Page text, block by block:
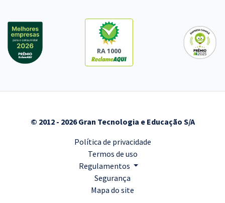
RA 1000
© 2012 - 2026 Gran Tecnologia e Educação S/A
Política de privacidade
Termos de uso
Regulamentos
Segurança
Mapa do site